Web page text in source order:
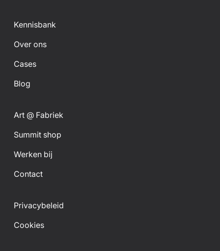
Kennisbank
Over ons
Cases
Blog
Art @ Fabriek
Summit shop
Werken bij
Contact
Privacybeleid
Cookies